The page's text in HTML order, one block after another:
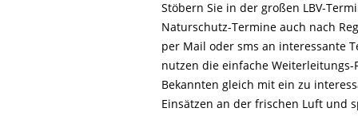
bestellen
Life-Natur-Projekte
Auffangstation
International
Stöbern Sie in der großen LBV-
Naturschutz-Termine auch nach
per Mail oder sms an interessante
nutzen die einfache
Bekannten gleich mit ein zu
Einsätzen an der frischen Luft und